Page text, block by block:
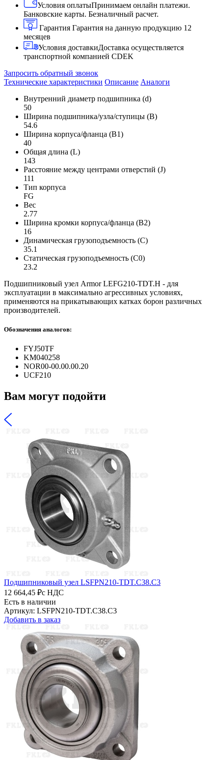
Условия оплатыПринимаем онлайн платежи.
Банковские карты. Безналичный расчет.
Гарантия Гарантия на данную продукцию 12
месяцев
Условия доставкиДоставка осуществляется
транспортной компанией CDEK
Запросить обратный звонок
Технические характеристики Описание Аналоги
Внутренний диаметр подшипника (d)
50
Ширина подшипника/узла/ступицы (B)
54.6
Ширина корпуса/фланца (B1)
40
Общая длина (L)
143
Расстояние между центрами отверстий (J)
111
Тип корпуса
FG
Вес
2.77
Ширина кромки корпуса/фланца (B2)
16
Динамическая грузоподъемность (C)
35.1
Статическая грузоподъемность (C0)
23.2
Подшипниковый узел Armor LEFG210-TDT.H - для
эксплуатации в максимально агрессивных условиях,
применяются на прикатывающих катках борон различных
производителей.
Обозначения аналогов:
FYJ50TF
KM040258
NOR00-00.00.00.20
UCF210
Вам могут подойти
Подшипниковый узел LSFPN210-TDT.C38.C3
12 664,45 ₽с НДС
Есть в наличии
Артикул: LSFPN210-TDT.C38.C3
Добавить в заказ